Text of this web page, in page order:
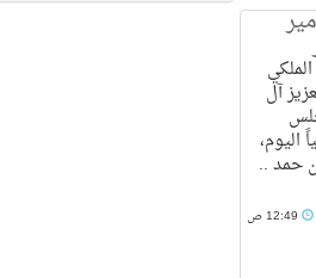
آل
اليوم،
حمد ..